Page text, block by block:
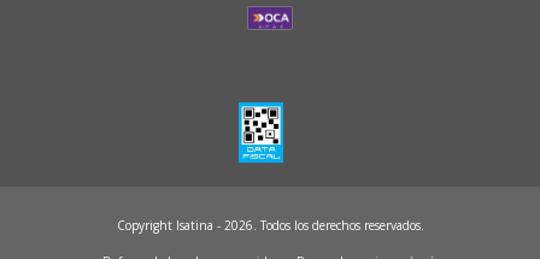
Copyright Isatina - 2026. Todos los derechos reservados.